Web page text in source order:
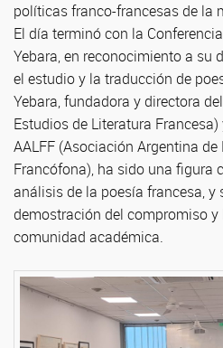
políticas franco-francesas de la
El día terminó con la
Yebara, en reconocimiento a su
el estudio y la traducción de
Yebara, fundadora y directora
Estudios de Literatura
AALFF (Asociación Argentina
Francófona), ha sido una figura
análisis de la poesía francesa, y
demostración del compromiso
comunidad académica.